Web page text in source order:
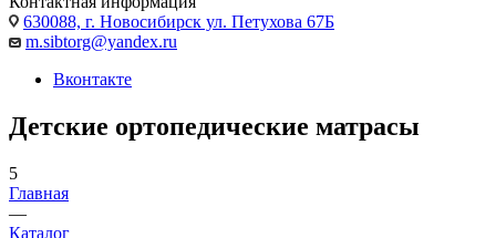
630088, г. Новосибирск ул. Петухова 67Б
m.sibtorg@yandex.ru
Вконтакте
Детские ортопедические матрасы
5
Главная
—
Каталог